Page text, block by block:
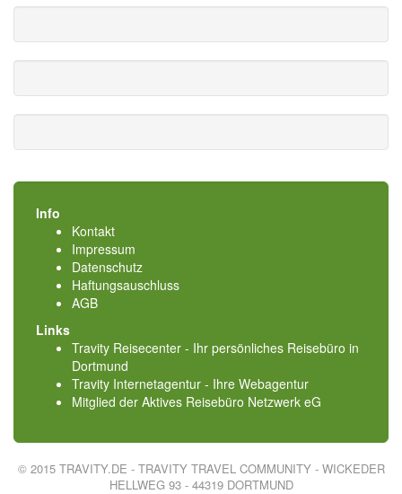
Info
Kontakt
Impressum
Datenschutz
Haftungsauschluss
AGB
Links
Travity Reisecenter - Ihr persönliches Reisebüro in
Dortmund
Travity Internetagentur - Ihre Webagentur
Mitglied der Aktives Reisebüro Netzwerk eG
© 2015 TRAVITY.DE - TRAVITY TRAVEL COMMUNITY - WICKEDER
HELLWEG 93 - 44319 DORTMUND